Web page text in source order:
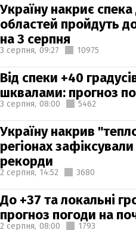
Україну накриє
областей пройдуть
на 3 серпня
3 серпня, 09:27 10975
Від спеки +40
шквалами: прогноз
3 серпня, 08:00 5462
Україну накрив
регіонах
рекорди
2 серпня, 14:52 3680
До +37 та локальні
прогноз погоди на
2 серпня, 08:00 1793